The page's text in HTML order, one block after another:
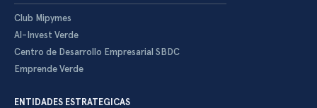
Club Mipymes
Al-Invest Verde
Centro de Desarrollo Empresarial SBDC
Emprende Verde
ENTIDADES ESTRATEGICAS